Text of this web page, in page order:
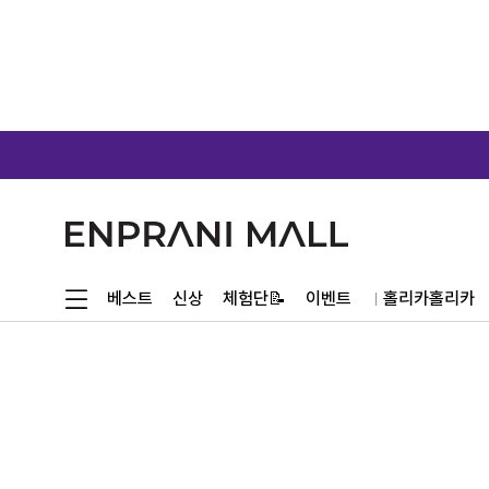
베스트 신상 체험단📝 이벤트 홀리카홀리카